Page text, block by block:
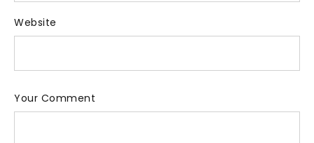
Website
Your Comment